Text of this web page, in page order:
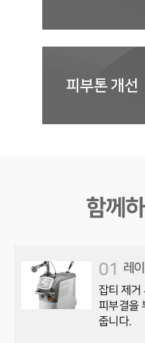
피부톤 개선
함께
01 레
잡티 제거
피부결을
줍니다.